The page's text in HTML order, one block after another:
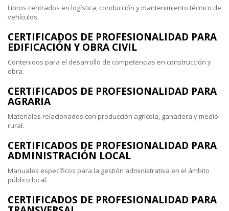
Libros centrados en logística, conducción y mantenimiento técnico de
vehículos.
CERTIFICADOS DE PROFESIONALIDAD PARA
EDIFICACIÓN Y OBRA CIVIL
Contenidos para el desarrollo de competencias en construcción y
obra.
CERTIFICADOS DE PROFESIONALIDAD PARA
AGRARIA
Materiales relacionados con producción agrícola, ganadera y medio
rural.
CERTIFICADOS DE PROFESIONALIDAD PARA
ADMINISTRACIÓN LOCAL
Manuales específicos para la gestión administrativa en el ámbito
público local.
CERTIFICADOS DE PROFESIONALIDAD PARA